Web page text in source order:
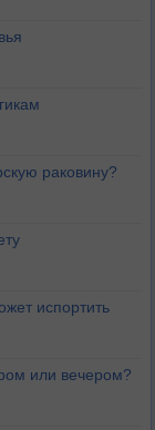
раковину?
испортить
или вечером?